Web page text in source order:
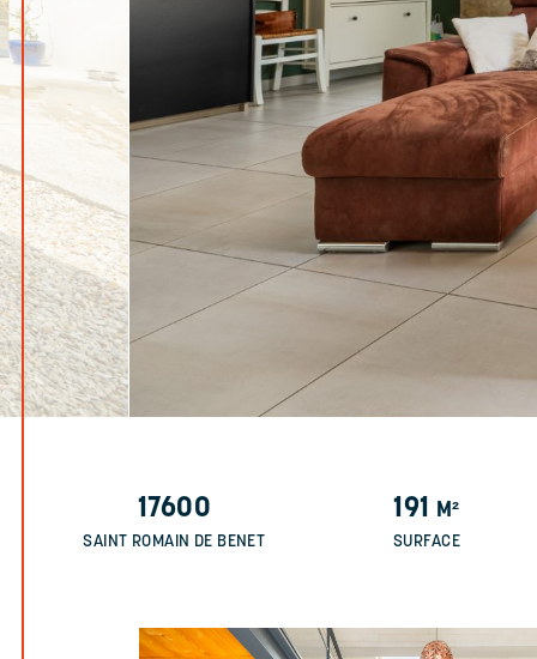
17600
SAINT ROMAIN DE BENET
191 M²
SURFACE